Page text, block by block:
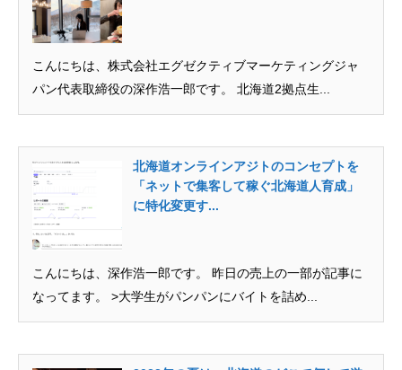
こんにちは、株式会社エグゼクティブマーケティングジャ
パン代表取締役の深作浩一郎です。 北海道2拠点生...
北海道オンラインアジトのコンセプトを
「ネットで集客して稼ぐ北海道人育成」
に特化変更す...
こんにちは、深作浩一郎です。 昨日の売上の一部が記事に
なってます。 >大学生がパンパンにバイトを詰め...